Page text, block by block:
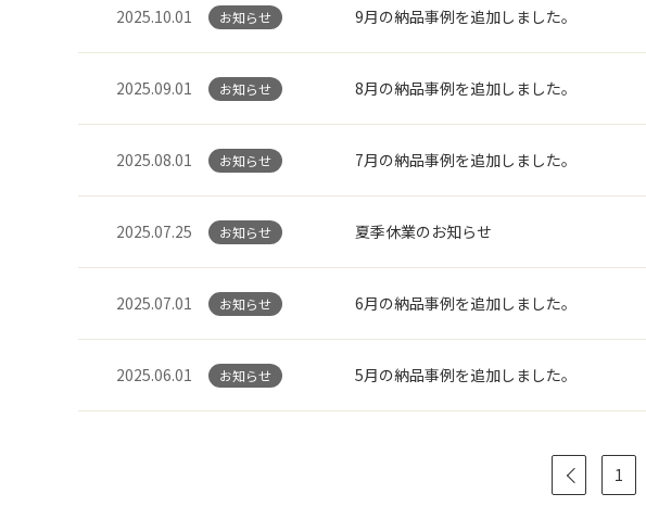
2025.10.01 お知らせ 9月の納品事例を追加しました。
2025.09.01 お知らせ 8月の納品事例を追加しました。
2025.08.01 お知らせ 7月の納品事例を追加しました。
2025.07.25 お知らせ 夏季休業のお知らせ
2025.07.01 お知らせ 6月の納品事例を追加しました。
2025.06.01 お知らせ 5月の納品事例を追加しました。
1